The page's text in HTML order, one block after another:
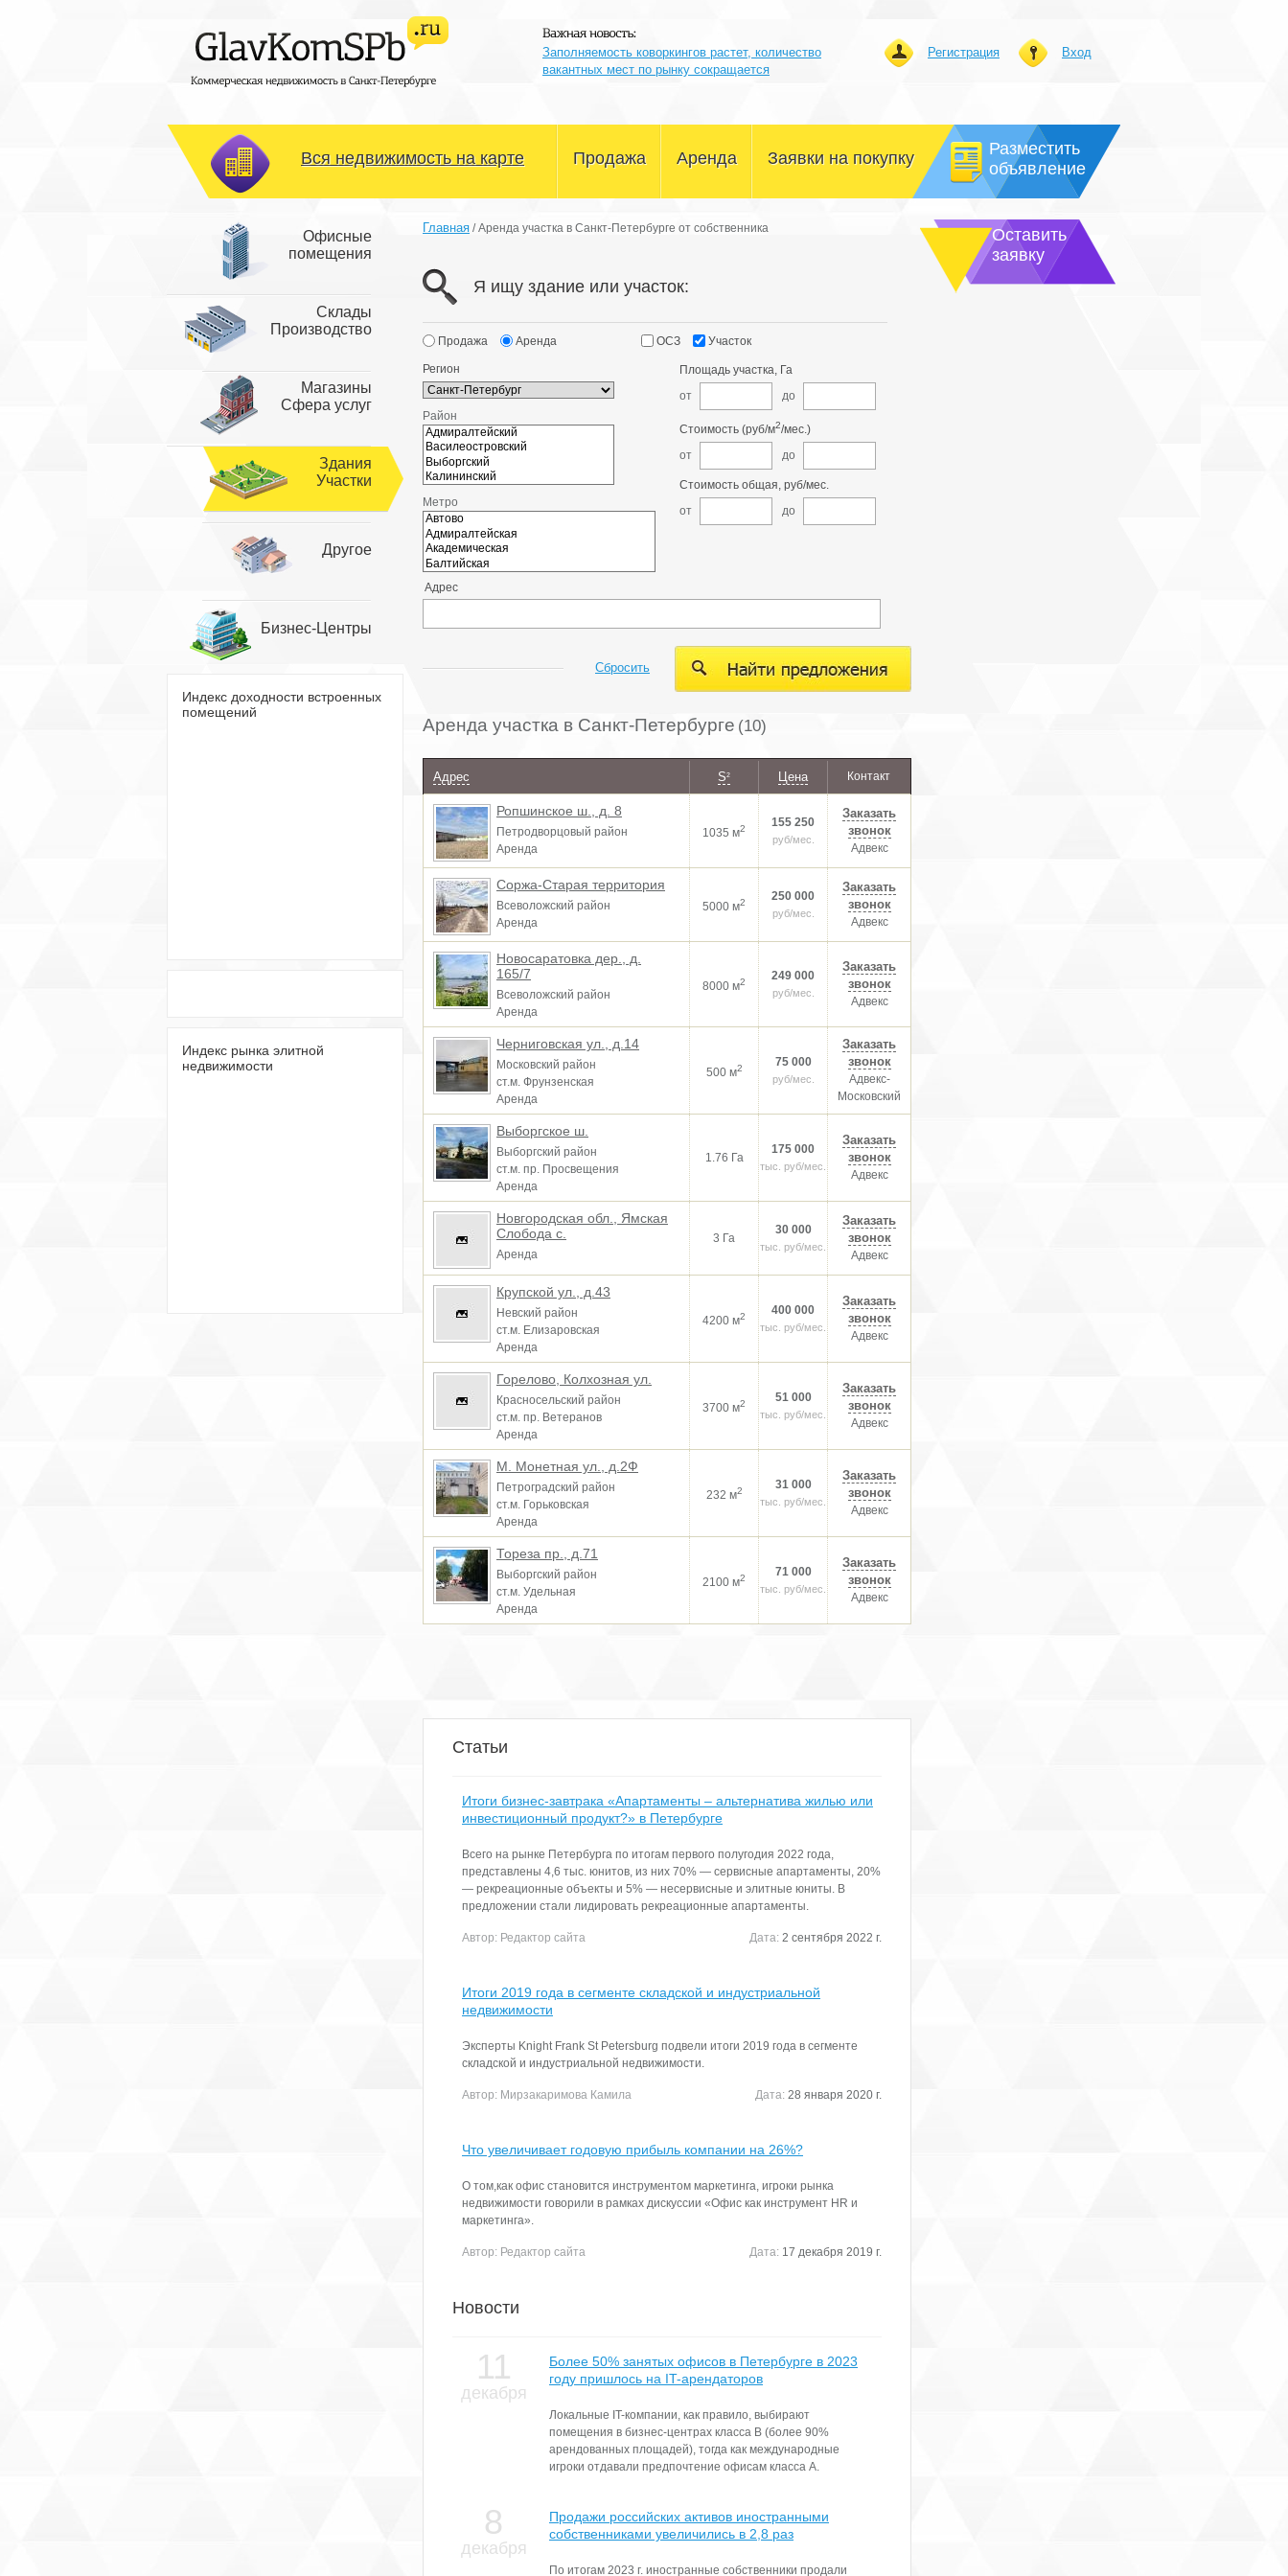
Заполняемость коворкингов растет, количество
вакантных мест по рынку сокращается
Вход
Регистрация
Вся недвижимость на карте Продажа
Магазины и сфера услуг
Здания и участки
Другое
Аренда
Магазины и сфера услуг
Здания и участки
Другое
Заявки на покупку
Разместить
объявление
Офисные
помещения
Склады
Производство
Магазины
Сфера услуг
Здания
Участки
Другое
Бизнес-Центры
Индекс доходности встроенных
помещений
Индекс рынка элитной
недвижимости
Главная /Аренда участка в Санкт-Петербурге от собственника
Я ищу здание или участок:
Продажа Аренда ОСЗ Участок
Регион
Район
Метро
Площадь участка, Га
от
до
Стоимость (руб/м2/мес.)
от
до
Стоимость общая, руб/мес.
от
до
Адрес
Сбросить
Аренда участка в Санкт-Петербурге (10)
Адрес S2 Цена Контакт
Ропшинское ш., д. 8
Петродворцовый район
Аренда
1035 м2 155 250
руб/мес.
Заказать
звонок
Адвекс
Соржа-Старая территория
Всеволожский район
Аренда
5000 м2 250 000
руб/мес.
Заказать
звонок
Адвекс
Новосаратовка дер., д.
165/7
Всеволожский район
Аренда
8000 м2 249 000
руб/мес.
Заказать
звонок
Адвекс
Черниговская ул., д.14
Московский район
ст.м. Фрунзенская
Аренда
500 м2 75 000
руб/мес.
Заказать
звонок
Адвекс-
Московский
Выборгское ш.
Выборгский район
ст.м. пр. Просвещения
Аренда
1.76 Га
175 000
тыс. руб/мес.
Заказать
звонок
Адвекс
Новгородская обл., Ямская
Слобода с.
Аренда
3 Га
30 000
тыс. руб/мес.
Заказать
звонок
Адвекс
Крупской ул., д.43
Невский район
ст.м. Елизаровская
Аренда
4200 м2 400 000
тыс. руб/мес.
Заказать
звонок
Адвекс
Горелово, Колхозная ул.
Красносельский район
ст.м. пр. Ветеранов
Аренда
3700 м2 51 000
тыс. руб/мес.
Заказать
звонок
Адвекс
М. Монетная ул., д.2Ф
Петроградский район
ст.м. Горьковская
Аренда
232 м2 31 000
тыс. руб/мес.
Заказать
звонок
Адвекс
Тореза пр., д.71
Выборгский район
ст.м. Удельная
Аренда
2100 м2 71 000
тыс. руб/мес.
Заказать
звонок
Адвекс
Статьи
Итоги бизнес-завтрака «Апартаменты – альтернатива жилью или
инвестиционный продукт?» в Петербурге
Всего на рынке Петербурга по итогам первого полугодия 2022 года,
представлены 4,6 тыс. юнитов, из них 70% — сервисные апартаменты, 20%
— рекреационные объекты и 5% — несервисные и элитные юниты. В
предложении стали лидировать рекреационные апартаменты.
Автор: Редактор сайта Дата: 2 сентября 2022 г.
Итоги 2019 года в сегменте складской и индустриальной
недвижимости
Эксперты Knight Frank St Petersburg подвели итоги 2019 года в сегменте
складской и индустриальной недвижимости.
Автор: Мирзакаримова Камила Дата: 28 января 2020 г.
Что увеличивает годовую прибыль компании на 26%?
О том,как офис становится инструментом маркетинга, игроки рынка
недвижимости говорили в рамках дискуссии «Офис как инструмент HR и
маркетинга».
Автор: Редактор сайта Дата: 17 декабря 2019 г.
Новости
11
декабря
Более 50% занятых офисов в Петербурге в 2023
году пришлось на IT-арендаторов
Локальные IT-компании, как правило, выбирают
помещения в бизнес-центрах класса В (более 90%
арендованных площадей), тогда как международные
игроки отдавали предпочтение офисам класса А.
8
декабря
Продажи российских активов иностранными
собственниками увеличились в 2,8 раз
По итогам 2023 г. иностранные собственники продали
Оставить
заявку